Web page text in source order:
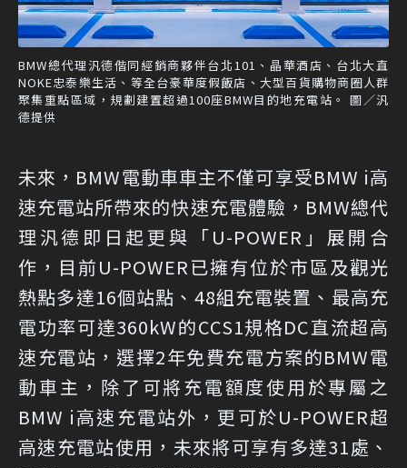
BMW總代理汎德偕同經銷商夥伴台北101、晶華酒店、台北大直
NOKE忠泰樂生活、等全台豪華度假飯店、大型百貨購物商圈人群
聚集重點區域，規劃建置超過100座BMW目的地充電站。 圖／汎
德提供
未來，BMW電動車車主不僅可享受BMW i高
速充電站所帶來的快速充電體驗，BMW總代
理汎德即日起更與「U-POWER」展開合
作，目前U-POWER已擁有位於市區及觀光
熱點多達16個站點、48組充電裝置、最高充
電功率可達360kW的CCS1規格DC直流超高
速充電站，選擇2年免費充電方案的BMW電
動車主，除了可將充電額度使用於專屬之
BMW i高速充電站外，更可於U-POWER超
高速充電站使用，未來將可享有多達31處、